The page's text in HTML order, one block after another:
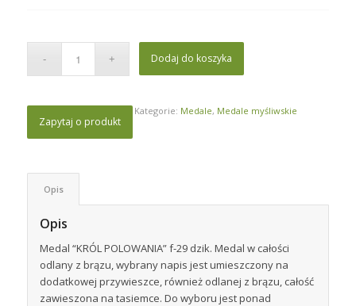
Dodaj do koszyka
Kategorie: Medale, Medale myśliwskie
Zapytaj o produkt
Opis
Opis
Medal “KRÓL POLOWANIA” f-29 dzik. Medal w całości
odlany z brązu, wybrany napis jest umieszczony na
dodatkowej przywieszce, również odlanej z brązu, całość
zawieszona na tasiemce. Do wyboru jest ponad